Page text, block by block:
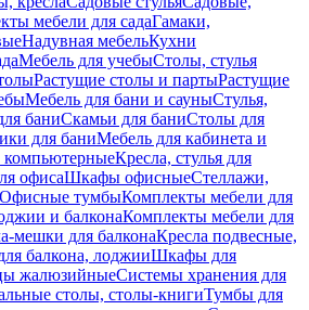
мебели для садаГамаки,
Надувная мебельКухни
Мебель для учебыСтолы, стулья
Растущие столы и партыРастущие
Мебель для бани и сауныСтулья,
баниСкамьи для баниСтолы для
для баниМебель для кабинета и
Кресла, стулья для
офисаШкафы офисныеСтеллажи,
Офисные тумбыКомплекты мебели для
и балконаКомплекты мебели для
мешки для балконаКресла подвесные,
балкона, лоджииШкафы для
жалюзийныеСистемы хранения для
столы, столы-книгиТумбы для